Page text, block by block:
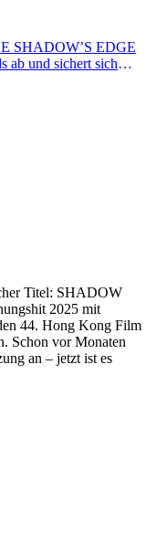
SHADOW’S EDGE
ab und sichert sich
Titel: SHADOW
2025 mit
44. Hong Kong Film
Schon vor Monaten
an – jetzt ist es